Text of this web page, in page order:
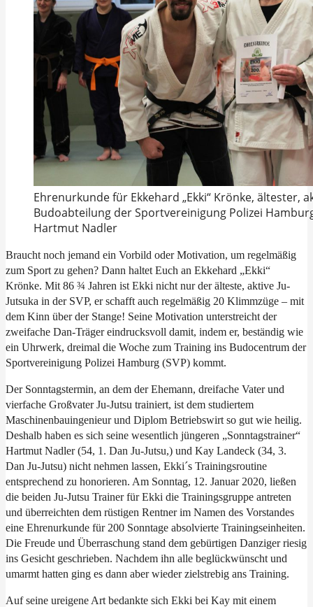
Ehrenurkunde für Ekkehard „Ekki“ Krönke, ältester,
Budoabteilung der Sportvereinigung Polizei
Hartmut Nadler
Braucht noch jemand ein Vorbild oder Motivation, um regelmäßig
zum Sport zu gehen? Dann haltet Euch an Ekkehard „Ekki“
Krönke. Mit 86 ¾ Jahren ist Ekki nicht nur der älteste, aktive Ju-
Jutsuka in der SVP, er schafft auch regelmäßig 20 Klimmzüge – mit
dem Kinn über der Stange! Seine Motivation unterstreicht der
zweifache Dan-Träger eindrucksvoll damit, indem er, beständig wie
ein Uhrwerk, dreimal die Woche zum Training ins Budocentrum der
Sportvereinigung Polizei Hamburg (SVP) kommt.
Der Sonntagstermin, an dem der Ehemann, dreifache Vater und
vierfache Großvater Ju-Jutsu trainiert, ist dem studiertem
Maschinenbauingenieur und Diplom Betriebswirt so gut wie heilig.
Deshalb haben es sich seine wesentlich jüngeren „Sonntagstrainer“
Hartmut Nadler (54, 1. Dan Ju-Jutsu,) und Kay Landeck (34, 3.
Dan Ju-Jutsu) nicht nehmen lassen, Ekki´s Trainingsroutine
entsprechend zu honorieren. Am Sonntag, 12. Januar 2020, ließen
die beiden Ju-Jutsu Trainer für Ekki die Trainingsgruppe antreten
und überreichten dem rüstigen Rentner im Namen des Vorstandes
eine Ehrenurkunde für 200 Sonntage absolvierte Trainingseinheiten.
Die Freude und Überraschung stand dem gebürtigen Danziger riesig
ins Gesicht geschrieben. Nachdem ihn alle beglückwünscht und
umarmt hatten ging es dann aber wieder zielstrebig ans Training.
Auf seine ureigene Art bedankte sich Ekki bei Kay mit einem